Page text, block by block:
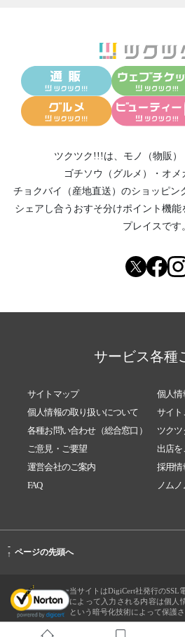
ツクツク!!!は、 モノ（物販）
ゴチソウ（グルメ）
・ オメ
チョクバイ（産地直送） のショッピン
シェアし合う おすそ分けポイント機能
プレイスです
サービス各種
サイトマップ
個人情
個人情報の取り扱いについて
サイト
各種お問い合わせ（総合窓口）
ツクツ
ご意見・ご要望
出店を
運営会社のご案内
採用情
FAQ
ノムノ
-
↑ ページの先頭へ
当サイトはDigiCert社発行のSSL
によって入力される内容は個人
という暗号化技術によって保護さ